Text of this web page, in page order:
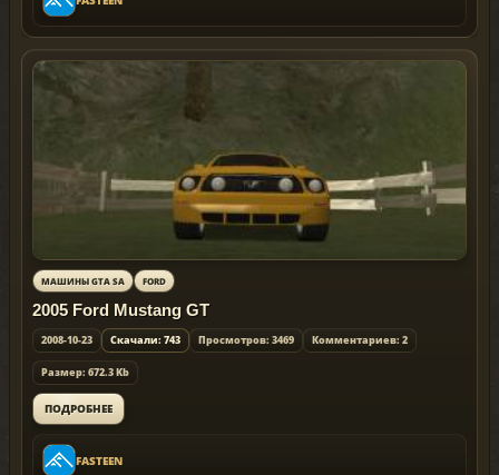
МАШИНЫ GTA SA FORD
2005 Ford Mustang GT
2008-10-23 Скачали: 743 Просмотров: 3469 Комментариев: 2
Размер: 672.3 Kb
ПОДРОБНЕЕ
FASTEEN